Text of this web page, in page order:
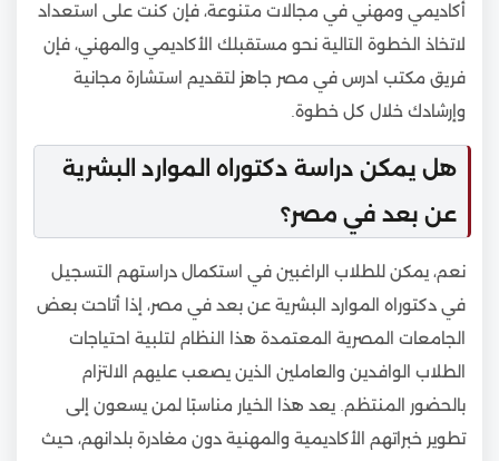
أكاديمي ومهني في مجالات متنوعة، فإن كنت على استعداد
لاتخاذ الخطوة التالية نحو مستقبلك الأكاديمي والمهني، فإن
فريق مكتب ادرس في مصر جاهز لتقديم استشارة مجانية
وإرشادك خلال كل خطوة.
هل يمكن دراسة دكتوراه الموارد البشرية
عن بعد في مصر؟
نعم، يمكن للطلاب الراغبين في استكمال دراستهم التسجيل
في دكتوراه الموارد البشرية عن بعد في مصر، إذا أتاحت بعض
الجامعات المصرية المعتمدة هذا النظام لتلبية احتياجات
الطلاب الوافدين والعاملين الذين يصعب عليهم الالتزام
بالحضور المنتظم. يعد هذا الخيار مناسبًا لمن يسعون إلى
تطوير خبراتهم الأكاديمية والمهنية دون مغادرة بلدانهم، حيث